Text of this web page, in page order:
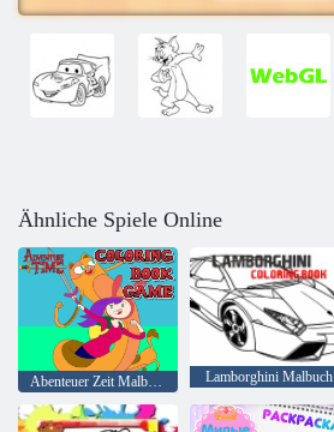
Ähnliche Spiele Online
Abenteuer Zeit Malbuch Lamborghini Malbuch